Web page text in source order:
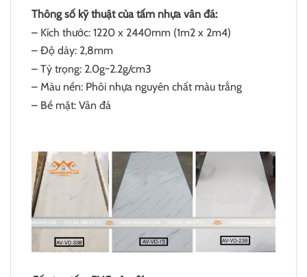
Thông số kỹ thuật của tấm nhựa vân đá:
– Kích thước: 1220 x 2440mm (1m2 x 2m4)
– Độ dày: 2,8mm
– Tỷ trọng: 2.0g~2.2g/cm3
– Màu nền: Phôi nhựa nguyên chất màu trắng
– Bề mặt: Vân đá